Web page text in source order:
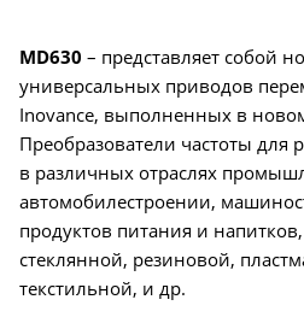
MD630 – представляет собой
универсальных приводов
Inovance, выполненных в
Преобразователи частоты для
в различных отраслях
автомобилестроении,
продуктов питания и
стеклянной, резиновой,
текстильной, и др.